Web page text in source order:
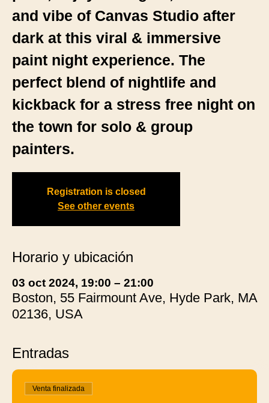
and vibe of Canvas Studio after
dark at this viral & immersive
paint night experience. The
perfect blend of nightlife and
kickback for a stress free night on
the town for solo & group
painters.
Registration is closed
See other events
Horario y ubicación
03 oct 2024, 19:00 – 21:00
Boston, 55 Fairmount Ave, Hyde Park, MA
02136, USA
Entradas
Venta finalizada